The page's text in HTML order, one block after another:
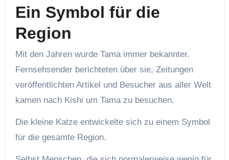
Ein Symbol für die
Region
Mit den Jahren wurde Tama immer bekannter.
Fernsehsender berichteten über sie, Zeitungen
veröffentlichten Artikel und Besucher aus aller Welt
kamen nach Kishi um Tama zu besuchen.
Die kleine Katze entwickelte sich zu einem Symbol
für die gesamte Region.